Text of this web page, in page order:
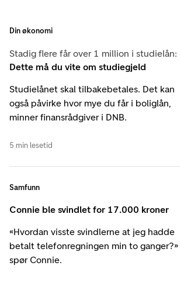
Din økonomi
Stadig flere får over 1 million i studielån:
Dette må du vite om studiegjeld
Studielånet skal tilbakebetales. Det kan
også påvirke hvor mye du får i boliglån,
minner finansrådgiver i DNB.
5 min lesetid
Samfunn
Connie ble svindlet for 17.000 kroner
«Hvordan visste svindlerne at jeg hadde
betalt telefonregningen min to ganger?»
spør Connie.